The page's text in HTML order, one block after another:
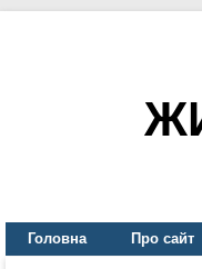
Головна Про сайт